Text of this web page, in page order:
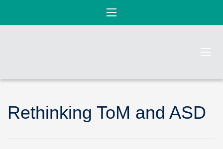
Rethinking ToM and ASD